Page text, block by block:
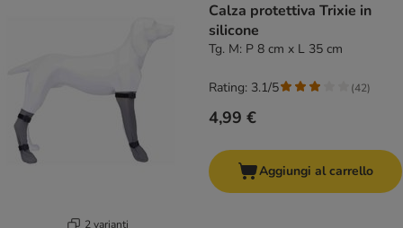
2 varianti
Calza protettiva Trixie in
silicone
Tg. M: P 8 cm x L 35 cm
4,99 €
Rating: 3.1/5 (42)
Aggiungi al carrello